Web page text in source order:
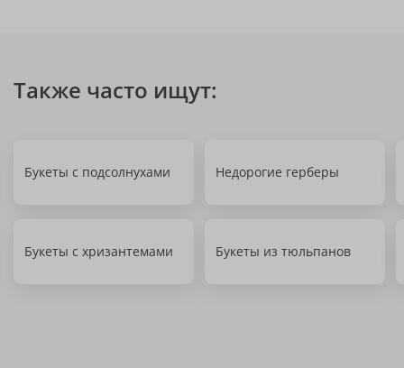
Также часто ищут:
Букеты с подсолнухами Недорогие герберы
Букеты с хризантемами Букеты из тюльпанов